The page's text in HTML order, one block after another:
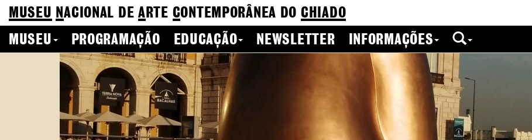
MUSEU NACIONAL DEA RTE CONTEMPORÂNEA DO CHIADO
MUSEU
PROGRAMAÇÃO EDUCAÇÃO NEWSLETTER INFORMAÇÕES